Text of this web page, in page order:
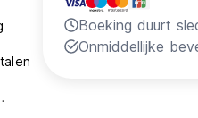
Boeking duurt
Onmiddellijke